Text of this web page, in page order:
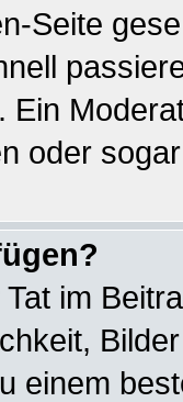
Seite
Ein
oder
im
einem